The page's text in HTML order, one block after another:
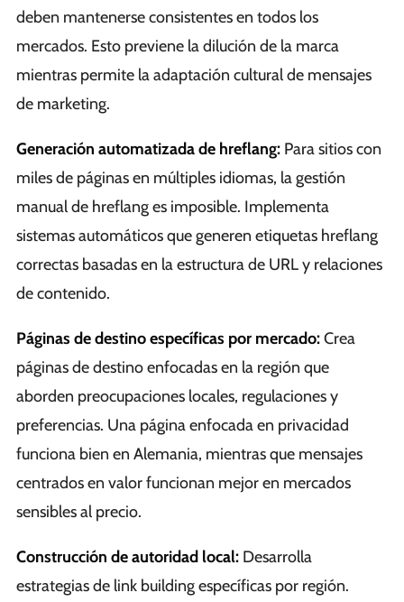
deben mantenerse consistentes en todos los
mercados. Esto previene la dilución de la marca
mientras permite la adaptación cultural de mensajes
de marketing.
Generación automatizada de hreflang: Para sitios con
miles de páginas en múltiples idiomas, la gestión
manual de hreflang es imposible. Implementa
sistemas automáticos que generen etiquetas hreflang
correctas basadas en la estructura de URL y relaciones
de contenido.
Páginas de destino específicas por mercado:Crea
páginas de destino enfocadas en la región que
aborden preocupaciones locales, regulaciones y
preferencias. Una página enfocada en privacidad
funciona bien en Alemania, mientras que mensajes
centrados en valor funcionan mejor en mercados
sensibles al precio.
Construcción de autoridad local: Desarrolla
estrategias de link building específicas por región.